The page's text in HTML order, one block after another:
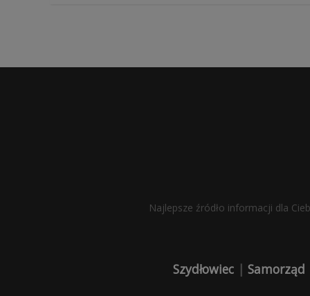
Najlepsze źródło informacji dla
Szydłowiec | Samorząd